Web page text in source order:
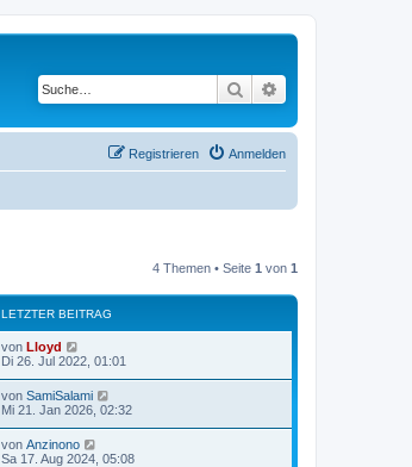
Suche
Anmelden
Registrieren
4 Themen • Seite 1 von 1
LETZTER BEITRAG
von Lloyd
Di 26. Jul 2022, 01:01
von SamiSalami
Mi 21. Jan 2026, 02:32
von Anzinono
Sa 17. Aug 2024, 05:08